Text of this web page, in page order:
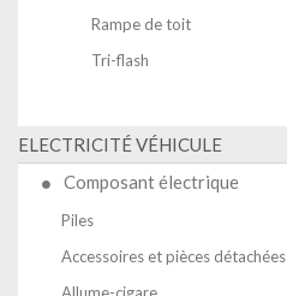
Rampe de toit
Tri-flash
ELECTRICITÉ VÉHICULE
Composant électrique
Piles
Accessoires et pièces détachées
Allume-cigare